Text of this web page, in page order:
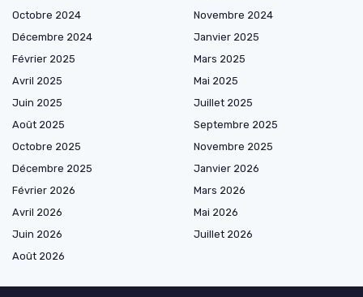
Octobre 2024
Novembre 2024
Décembre 2024
Janvier 2025
Février 2025
Mars 2025
Avril 2025
Mai 2025
Juin 2025
Juillet 2025
Août 2025
Septembre 2025
Octobre 2025
Novembre 2025
Décembre 2025
Janvier 2026
Février 2026
Mars 2026
Avril 2026
Mai 2026
Juin 2026
Juillet 2026
Août 2026